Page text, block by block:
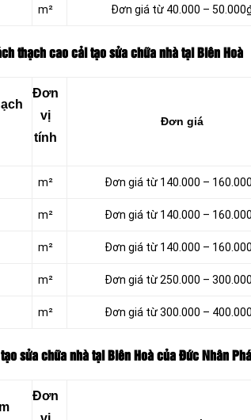
m² Đơn giá từ 40.000 –
thạch cao cải tạo sửa chữa nhà tại Biên Hoà
Đơn
vị
tính
Đơn giá
m² Đơn giá từ 140.000 –
m² Đơn giá từ 140.000 –
m² Đơn giá từ 140.000 –
m² Đơn giá từ 250.000 –
m² Đơn giá từ 300.000 –
sửa chữa nhà tại Biên Hoà của Đức Nhân
Đơn